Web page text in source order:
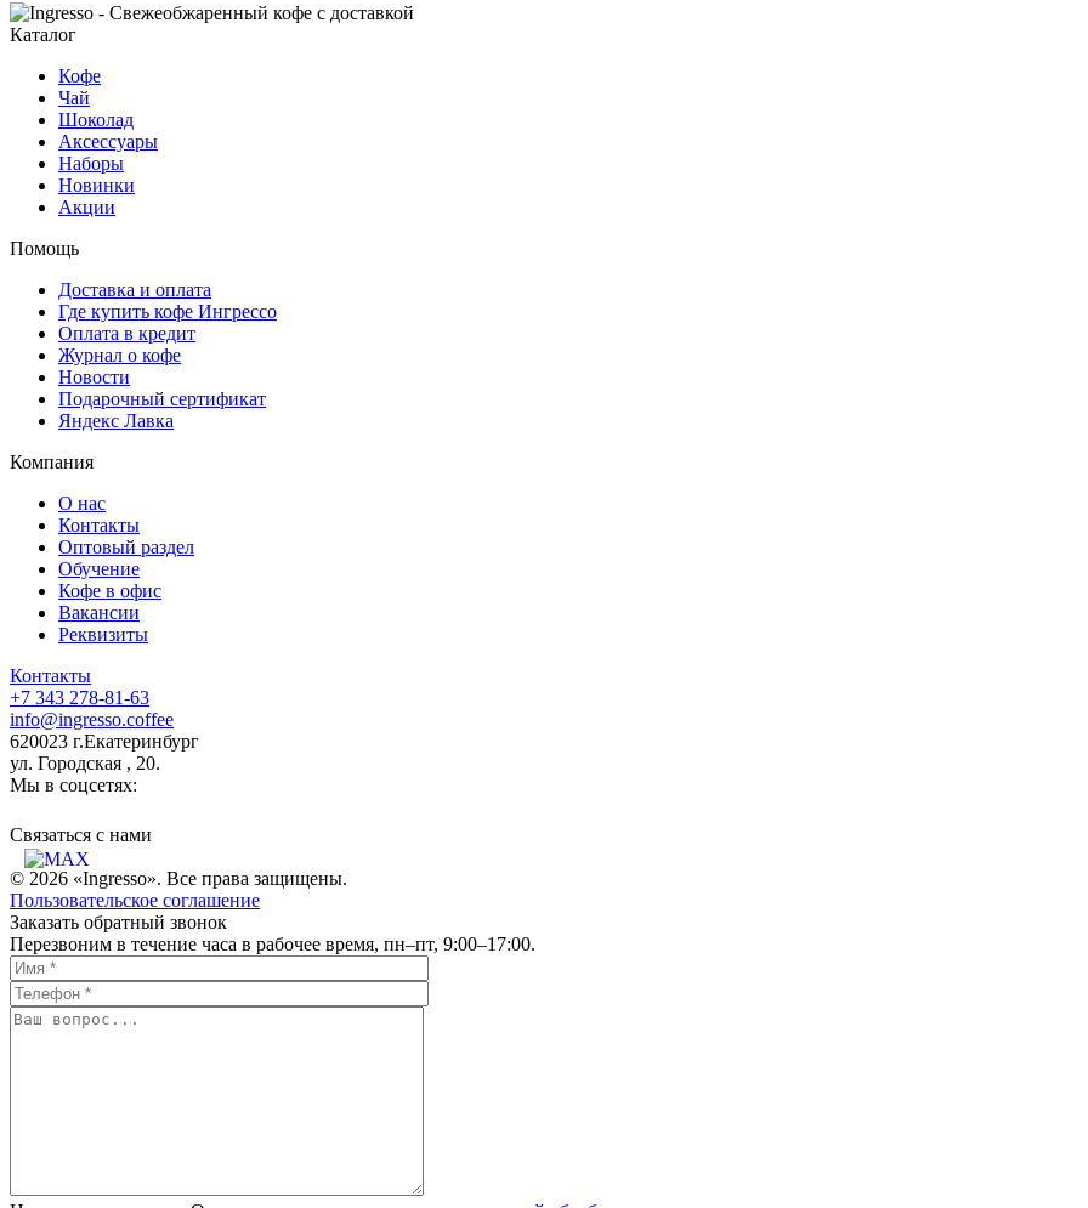
Каталог
Кофе
Чай
Шоколад
Аксессуары
Наборы
Новинки
Акции
Помощь
Доставка и оплата
Где купить кофе Ингрессо
Оплата в кредит
Журнал о кофе
Новости
Подарочный сертификат
Яндекс Лавка
Компания
О нас
Контакты
Оптовый раздел
Обучение
Кофе в офис
Вакансии
Реквизиты
Контакты
+7 343 278-81-63
info@ingresso.coffee
620023 г.Екатеринбург
ул. Городская , 20.
Мы в соцсетях:
Связаться c нами
© 2026 «Ingresso». Все права защищены.
Пользовательское соглашение
Заказать обратный звонок
Перезвоним в течение часа в рабочее время, пн–пт, 9:00–17:00.